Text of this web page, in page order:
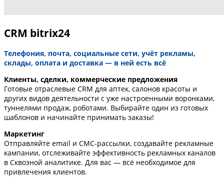
CRM bitrix24
Телефония, почта, социальные сети, учёт рекламы,
склады, оплата и доставка — в ней есть всё
Клиенты, сделки, коммерческие предложения
Готовые отраслевые CRM для аптек, салонов красоты и
других видов деятельности с уже настроенными воронками,
туннелями продаж, роботами. Выбирайте один из готовых
шаблонов и начинайте принимать заказы!
Маркетинг
Отправляйте email и СМС-рассылки, создавайте рекламные
кампании, отслеживайте эффективность рекламных каналов
в Сквозной аналитике. Для вас — всё необходимое для
привлечения клиентов.